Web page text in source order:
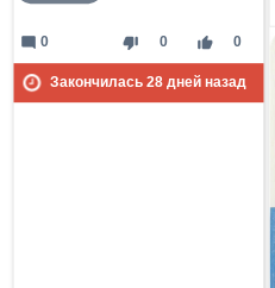
thumb_down 0 thumb_up 0
mode_comment 0
Закончилась 28дней назад